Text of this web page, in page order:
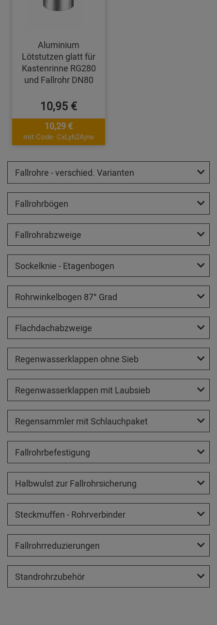
Aluminium
Lötstutzen glatt für
Kastenrinne RG280
und Fallrohr DN80
10,95 €
10,29 €
mit Code: CxLyh2Ajne
Fallrohre - verschied. Varianten
Fallrohrbögen
Fallrohrabzweige
Sockelknie - Etagenbogen
Rohrwinkelbogen 87° Grad
Flachdachabzweige
Regenwasserklappen ohne Sieb
Regenwasserklappen mit Laubsieb
Regensammler mit Schlauchpaket
Fallrohrbefestigung
Halbwulst zur Fallrohrsicherung
Steckmuffen - Rohrverbinder
Fallrohrreduzierungen
Standrohrzubehör